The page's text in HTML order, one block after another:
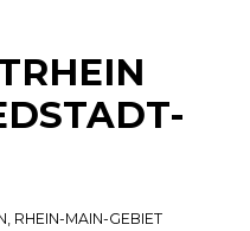
, RHEIN-MAIN-GEBIET